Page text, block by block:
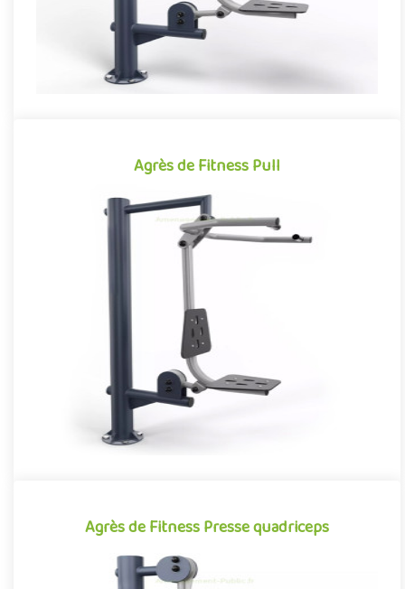
Agrès de Fitness Pull
Agrès de Fitness Pull
Agrès de fitness de plein air conjuguant activités sportives et
expériences ludiques, le Pull se démarque par son caractère à..
Offre partenaire
Agrès de Fitness Presse quadriceps